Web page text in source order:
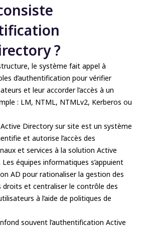
?
le système fait appel à
d’authentification pour vérifier
et leur accorder l’accès à un
: LM, NTML, NTMLv2, Kerberos ou
Directory sur site est un système
et autorise l’accès des
et services à la solution Active
équipes informatiques s’appuient
AD pour rationaliser la gestion des
et centraliser le contrôle des
à l’aide de politiques de
souvent l’authentification Active